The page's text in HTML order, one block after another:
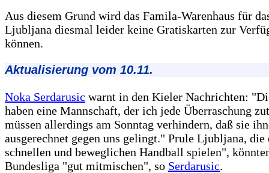
Aus diesem Grund wird das Famila-Warenhaus für
Ljubljana diesmal leider keine Gratiskarten zur
können.
Aktualisierung vom 10.11.
Noka Serdarusic warnt in den Kieler Nachrichten:
haben eine Mannschaft, der ich jede Überraschung
müssen allerdings am Sonntag verhindern, daß sie
ausgerechnet gegen uns gelingt." Prule Ljubljana, die
schnellen und beweglichen Handball spielen",
Bundesliga "gut mitmischen", so Serdarusic.